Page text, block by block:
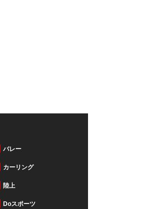
バレー
カーリング
陸上
Doスポーツ